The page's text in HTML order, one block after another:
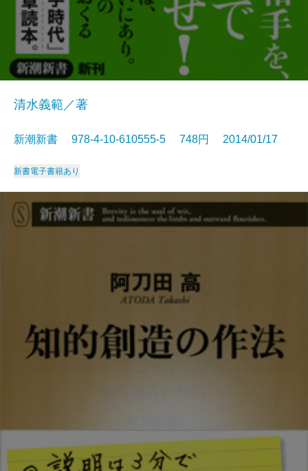
清水義範／著
新潮新書 978-4-10-610555-5 748円 2014/01/17
新書電子書籍あり